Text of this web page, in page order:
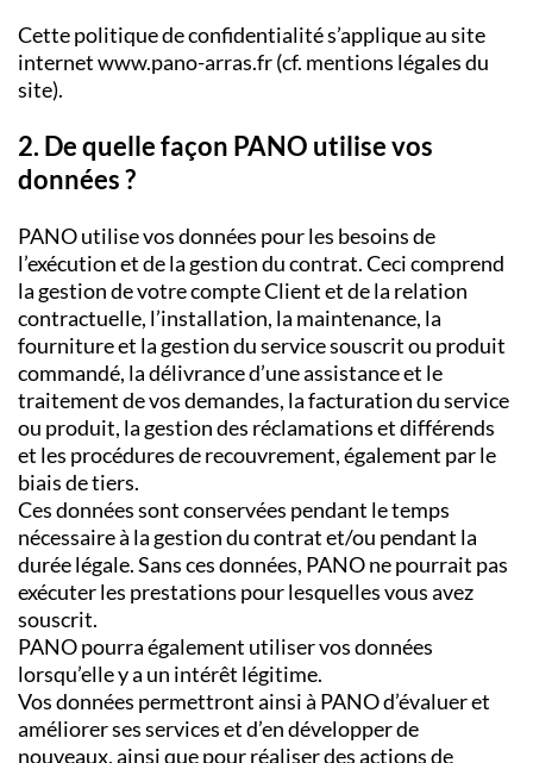
Cette politique de confidentialité s’applique au site
internet www.pano-arras.fr (cf. mentions légales du
site).
2. De quelle façon PANO utilise vos
données ?
PANO utilise vos données pour les besoins de
l’exécution et de la gestion du contrat. Ceci comprend
la gestion de votre compte Client et de la relation
contractuelle, l’installation, la maintenance, la
fourniture et la gestion du service souscrit ou produit
commandé, la délivrance d’une assistance et le
traitement de vos demandes, la facturation du service
ou produit, la gestion des réclamations et différends
et les procédures de recouvrement, également par le
biais de tiers.
Ces données sont conservées pendant le temps
nécessaire à la gestion du contrat et/ou pendant la
durée légale. Sans ces données, PANO ne pourrait pas
exécuter les prestations pour lesquelles vous avez
souscrit.
PANO pourra également utiliser vos données
lorsqu’elle y a un intérêt légitime.
Vos données permettront ainsi à PANO d’évaluer et
améliorer ses services et d’en développer de
nouveaux, ainsi que pour réaliser des actions de